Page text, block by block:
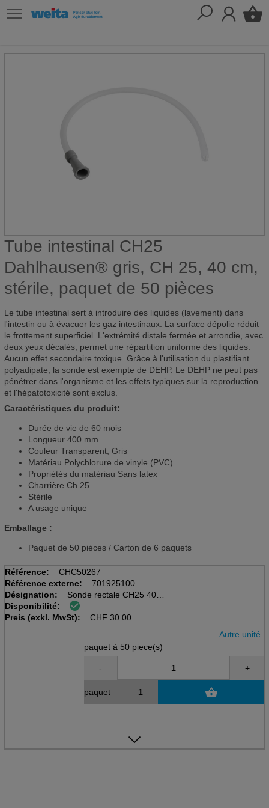
Tube intestinal CH25
Dahlhausen® gris, CH 25, 40 cm,
stérile, paquet de 50 pièces
Le tube intestinal sert à introduire des liquides (lavement) dans
l'intestin ou à évacuer les gaz intestinaux. La surface dépolie réduit
le frottement superficiel. L'extrémité distale fermée et arrondie, avec
deux yeux décalés, permet une répartition uniforme des liquides.
Aucun effet secondaire toxique. Grâce à l'utilisation du plastifiant
polyadipate, la sonde est exempte de DEHP. Le DEHP ne peut pas
pénétrer dans l'organisme et les effets typiques sur la reproduction
et l'hépatotoxicité sont exclus.
Caractéristiques du produit:
Durée de vie de 60 mois
Longueur 400 mm
Couleur Transparent, Gris
Matériau Polychlorure de vinyle (PVC)
Propriétés du matériau Sans latex
Charrière Ch 25
Stérile
A usage unique
Emballage :
Paquet de 50 pièces / Carton de 6 paquets
Référence:
CHC50267
Référence externe:
701925100
Désignation:
Sonde rectale CH25 40cm
Pack à 50 pcs
Gris, stérile, Dahlhausen
Disponibilité:
Preis (exkl. MwSt):
CHF 30.00
Autre unité
paquet à 50 piece(s)
- +
paquet